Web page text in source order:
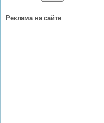
Реклама на сайте